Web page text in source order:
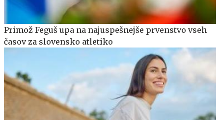
Primož Feguš upa na najuspešnejše prvenstvo vseh
časov za slovensko atletiko